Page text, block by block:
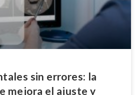
sin errores: la
mejora el ajuste y